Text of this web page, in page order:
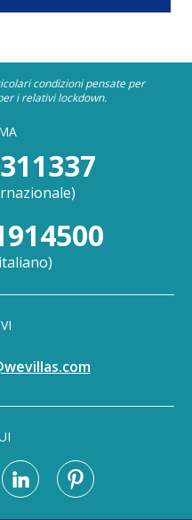
)
)
condizioni pensate per
i relativi lockdown.